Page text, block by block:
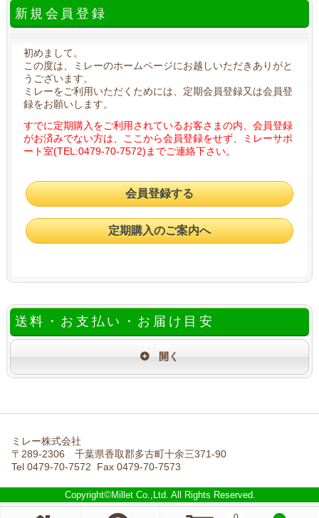
新規会員登録
初めまして。
この度は、ミレーのホームページにお越しいただきありがと
うございます。
ミレーをご利用いただくためには、定期会員登録又は会員登
録をお願いします。
すでに定期購入をご利用されているお客さまの内、会員登録
がお済みでない方は、ここから会員登録をせず、ミレーサポ
ート室(TEL:0479-70-7572)までご連絡下さい。
会員登録する
定期購入のご案内へ
送料・お支払い・お届け目安
ミレー株式会社
〒289-2306 千葉県香取郡多古町十余三371-90
Tel 0479-70-7572 Fax 0479-70-7573
Copyright©Millet Co.,Ltd. All Rights Reserved.